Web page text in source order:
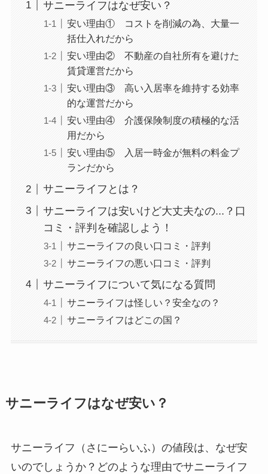
サニーライフはなぜ安い？
安い理由① コストを削減の為、大量一
括仕入れだから
安い理由② 不動産の自社所有を避けた
賃貸運営だから
安い理由③ 高い入居率を維持する効率
的な運営だから
安い理由④ 介護保険制度の積極的な活
用だから
安い理由⑤ 入居一時金が無料の料金プ
ランだから
サニーライフとは？
サニーライフは安いけど大丈夫なの...？口
コミ・評判を確認しよう！
サニーライフの良い口コミ・評判
サニーライフの悪い口コミ・評判
サニーライフについて気になる質問
サニーライフは怪しい？安全なの？
サニーライフはどこの国？
サニーライフはなぜ安い？
サニーライフ（さにーらいふ）の値段は、なぜ安
いのでしょうか？どのような理由でサニーライフ